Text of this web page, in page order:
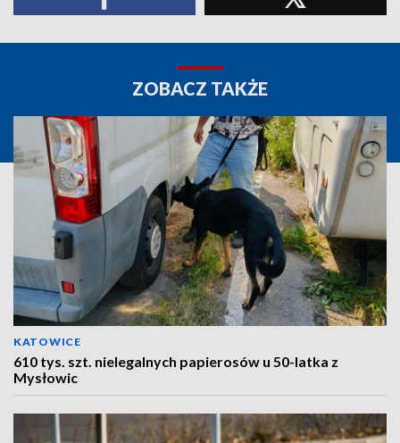
ZOBACZ TAKŻE
KATOWICE
610 tys. szt. nielegalnych papierosów u 50-latka z
Mysłowic